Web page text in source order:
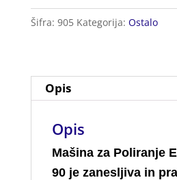
90W
količina
Šifra: 905 Kategorija: Ostalo
Opis
Opis
Mašina za Poliranje
90 je zanesljiva in